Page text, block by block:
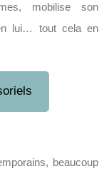
mobilise son
lui… tout cela en
beaucoup